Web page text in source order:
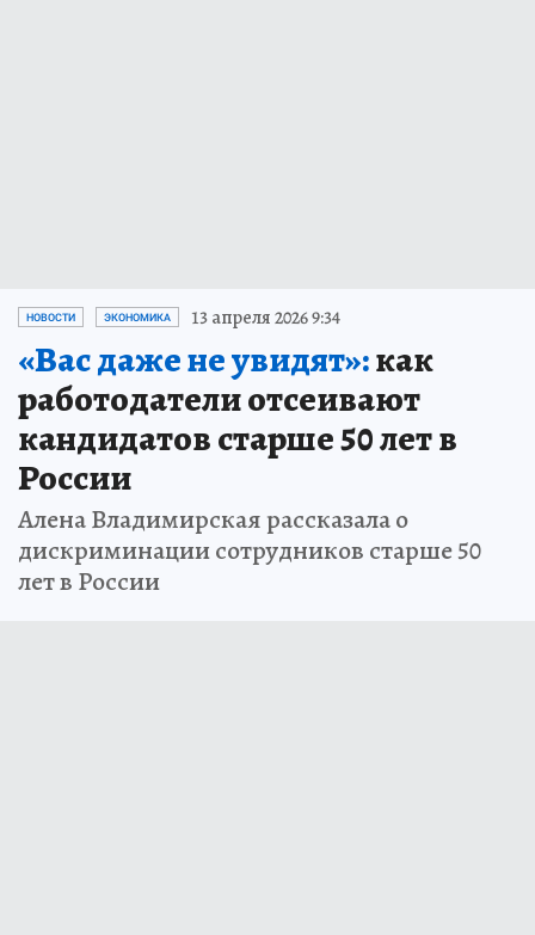
НОВОСТИ ЭКОНОМИКА 13 апреля 2026 9:34
«Вас даже не увидят»:как
работодатели отсеивают
кандидатов старше 50 лет в
России
Алена Владимирская рассказала о
дискриминации сотрудников старше 50
лет в России